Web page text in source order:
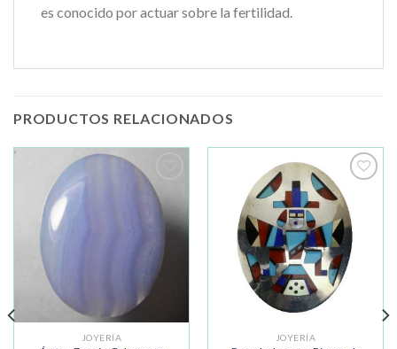
es conocido por actuar sobre la fertilidad.
PRODUCTOS RELACIONADOS
Añadir
a la
lista de
JOYERÍA
Añadir
lista de
deseos
JOYERÍA